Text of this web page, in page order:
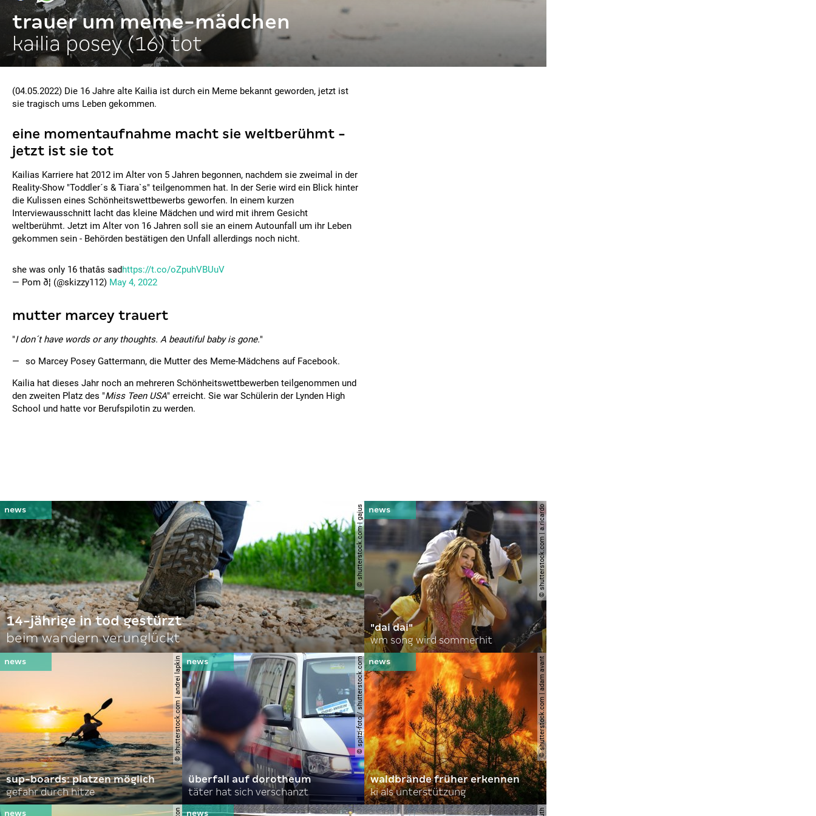
trauer um meme-mädchen
kailia posey (16) tot
(04.05.2022) Die 16 Jahre alte Kailia ist durch ein Meme bekannt geworden, jetzt ist
sie tragisch ums Leben gekommen.
eine momentaufnahme macht sie weltberühmt -
jetzt ist sie tot
Kailias Karriere hat 2012 im Alter von 5 Jahren begonnen, nachdem sie zweimal in der
Reality-Show "Toddler´s & Tiara`s" teilgenommen hat. In der Serie wird ein Blick hinter
die Kulissen eines Schönheitswettbewerbs geworfen. In einem kurzen
Interviewausschnitt lacht das kleine Mädchen und wird mit ihrem Gesicht
weltberühmt. Jetzt im Alter von 16 Jahren soll sie an einem Autounfall um ihr Leben
gekommen sein - Behörden bestätigen den Unfall allerdings noch nicht.
she was only 16 thatâs sadhttps://t.co/oZpuhVBUuV
— Pom ð¦ (@skizzy112) May 4, 2022
mutter marcey trauert
"I don´t have words or any thoughts. A beautiful baby is gone."
so Marcey Posey Gattermann, die Mutter des Meme-Mädchens auf Facebook.
Kailia hat dieses Jahr noch an mehreren Schönheitswettbewerben teilgenommen und
den zweiten Platz des "Miss Teen USA" erreicht. Sie war Schülerin der Lynden High
School und hatte vor Berufspilotin zu werden.
© shutterstock.com | gajus
14-jährige in tod gestürzt
beim wandern verunglückt
© shutterstock.com | a.ricardo
"dai dai"
wm song wird sommerhit
© shutterstock.com | andrei lapkin
sup-boards: platzen möglich
gefahr durch hitze
© spitzi-foto / shutterstock.com
überfall auf dorotheum
täter hat sich verschanzt
© shutterstock.com | adam avant
waldbrände früher erkennen
ki als unterstützung